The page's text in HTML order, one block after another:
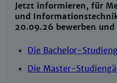
Jetzt informieren, für
und
20.09.26 bewerben und
Die Bachelor-
Die Master-